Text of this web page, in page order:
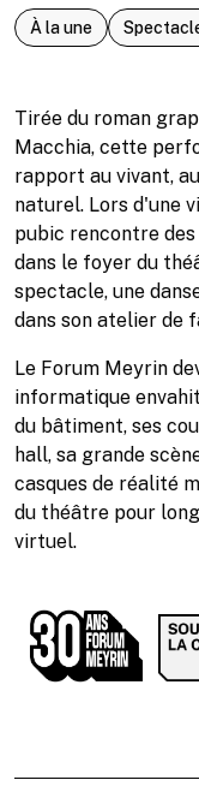
À la une
Tirée du roman
Macchia, cette
rapport au vivant,
naturel. Lors d'une
pubic rencontre
dans le foyer du
spectacle, une
dans son atelier de
Le Forum Meyrin
informatique
du bâtiment, ses
hall, sa grande
casques de réalité
du théâtre pour
virtuel.